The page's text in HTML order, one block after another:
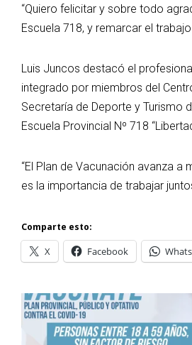
“Quiero felicitar y sobre todo
Escuela 718, y remarcar el
Luis Juncos destacó el
integrado por miembros del
Secretaría de Deporte y Turismo
Escuela Provincial Nº 718
“El Plan de Vacunación avanza
es la importancia de trabajar
Comparte esto:
X Facebook